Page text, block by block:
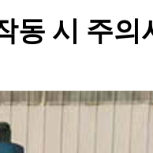
동 시 주의